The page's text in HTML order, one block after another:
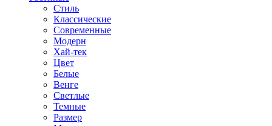
Стиль
Классические
Современные
Модерн
Хай-тек
Цвет
Белые
Венге
Светлые
Темные
Размер